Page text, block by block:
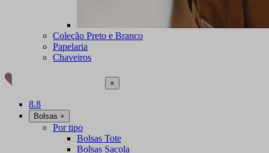
Coleção Preto e Branco
Papelaria
Chaveiros
×
8.8
Bolsas +
Por tipo
Bolsas Tote
Bolsas Sacola